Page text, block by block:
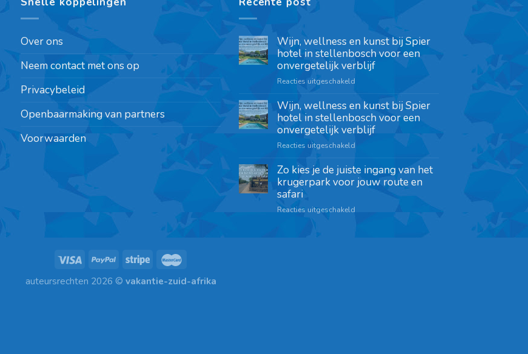
Over ons
Neem contact met ons op
Privacybeleid
Openbaarmaking van partners
Voorwaarden
Wijn, wellness en kunst bij Spier
hotel in stellenbosch voor een
onvergetelijk verblijf
Reacties uitgeschakeld
Wijn, wellness en kunst bij Spier
hotel in stellenbosch voor een
onvergetelijk verblijf
Reacties uitgeschakeld
Zo kies je de juiste ingang van het
krugerpark voor jouw route en
safari
Reacties uitgeschakeld
auteursrechten 2026 © vakantie-zuid-afrika